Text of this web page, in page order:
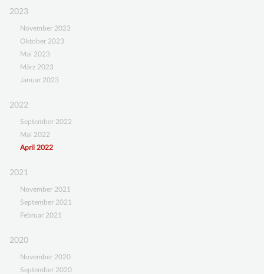
2023
November 2023
Oktober 2023
Mai 2023
März 2023
Januar 2023
2022
September 2022
Mai 2022
April 2022
2021
November 2021
September 2021
Februar 2021
2020
November 2020
September 2020